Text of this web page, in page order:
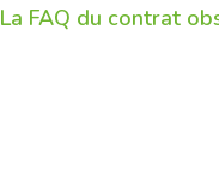
La FAQ du contrat